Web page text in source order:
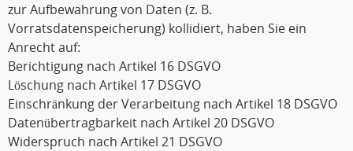
zur Aufbewahrung von Daten (z. B.
Vorratsdatenspeicherung) kollidiert, haben Sie ein
Anrecht auf:
Berichtigung nach Artikel 16 DSGVO
Löschung nach Artikel 17 DSGVO
Einschränkung der Verarbeitung nach Artikel 18 DSGVO
Datenübertragbarkeit nach Artikel 20 DSGVO
Widerspruch nach Artikel 21 DSGVO